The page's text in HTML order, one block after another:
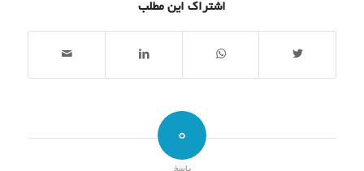
اشتراک این مطلب
0